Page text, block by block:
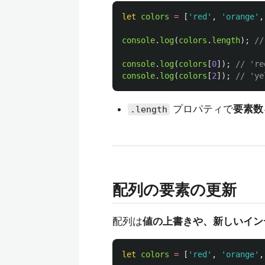
let colors = [ ' red ' , ' orange' ,
console. log(colors . length); //
console. log(colors [0]);
//
console. log(colors [2]); //
.length プロパティで要素数
配列の要素の更新
配列は値の上書きや、新しいイ
let colors = [ ' red ' , ' orange' ,